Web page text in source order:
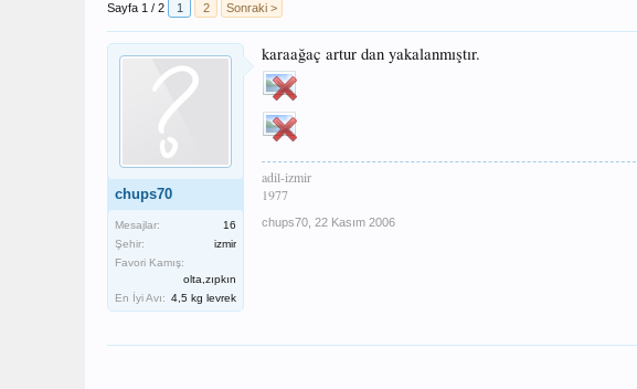
Sayfa 1 / 2 1 2 Sonraki >
chups70
Mesajlar:
16
Şehir:
izmir
Favori Kamış:
olta,zıpkın
En İyi Avı: 4,5 kg levrek
karaağaç artur dan yakalanmıştır.
adil-izmir
1977
chups70 22 Kasım 2006